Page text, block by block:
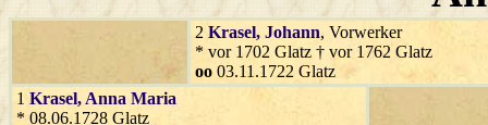
2 Krasel, Johann, Vorwerker
* vor 1702 Glatz † vor 1762 Glatz
oo 03.11.1722 Glatz
1 Krasel, Anna Maria
* 08.06.1728 Glatz